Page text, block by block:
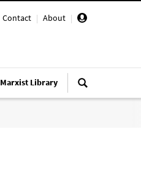
Contact | About |
Marxist Library